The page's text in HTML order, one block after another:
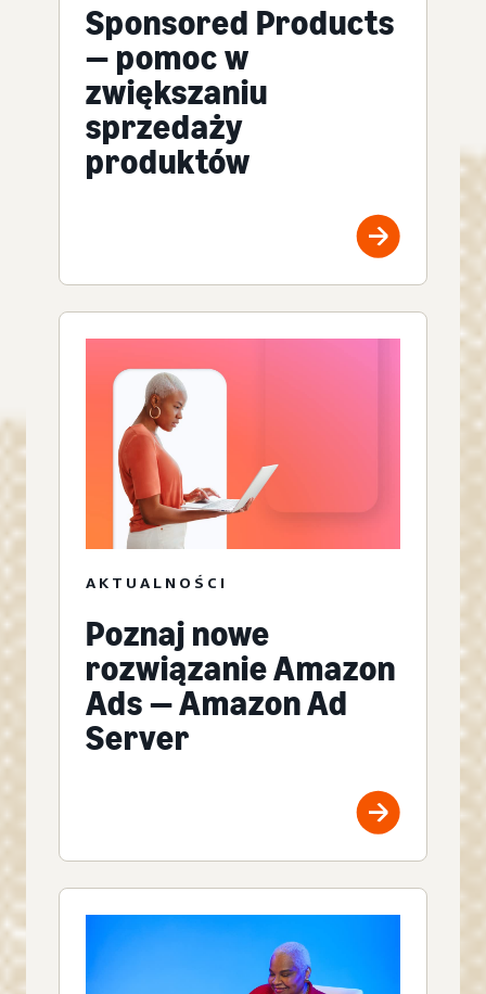
Sponsored Products
— pomoc w
zwiększaniu
sprzedaży
produktów
AKTUALNOŚCI
Poznaj nowe
rozwiązanie Amazon
Ads — Amazon Ad
Server